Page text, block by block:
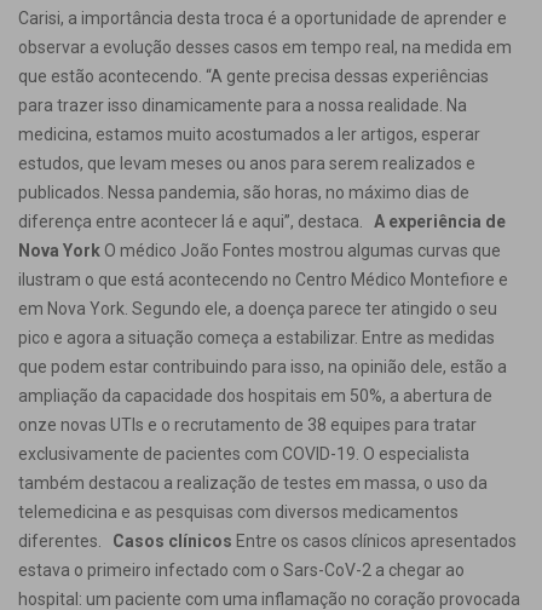
Carisi, a importância desta troca é a oportunidade de aprender e
observar a evolução desses casos em tempo real, na medida em
que estão acontecendo. “A gente precisa dessas experiências
para trazer isso dinamicamente para a nossa realidade. Na
medicina, estamos muito acostumados a ler artigos, esperar
estudos, que levam meses ou anos para serem realizados e
publicados. Nessa pandemia, são horas, no máximo dias de
diferença entre acontecer lá e aqui”, destaca. A experiência de
Nova York O médico João Fontes mostrou algumas curvas que
ilustram o que está acontecendo no Centro Médico Montefiore e
em Nova York. Segundo ele, a doença parece ter atingido o seu
pico e agora a situação começa a estabilizar. Entre as medidas
que podem estar contribuindo para isso, na opinião dele, estão a
ampliação da capacidade dos hospitais em 50%, a abertura de
onze novas UTIs e o recrutamento de 38 equipes para tratar
exclusivamente de pacientes com COVID-19. O especialista
também destacou a realização de testes em massa, o uso da
telemedicina e as pesquisas com diversos medicamentos
diferentes. Casos clínicos Entre os casos clínicos apresentados
estava o primeiro infectado com o Sars-CoV-2 a chegar ao
hospital: um paciente com uma inflamação no coração provocada